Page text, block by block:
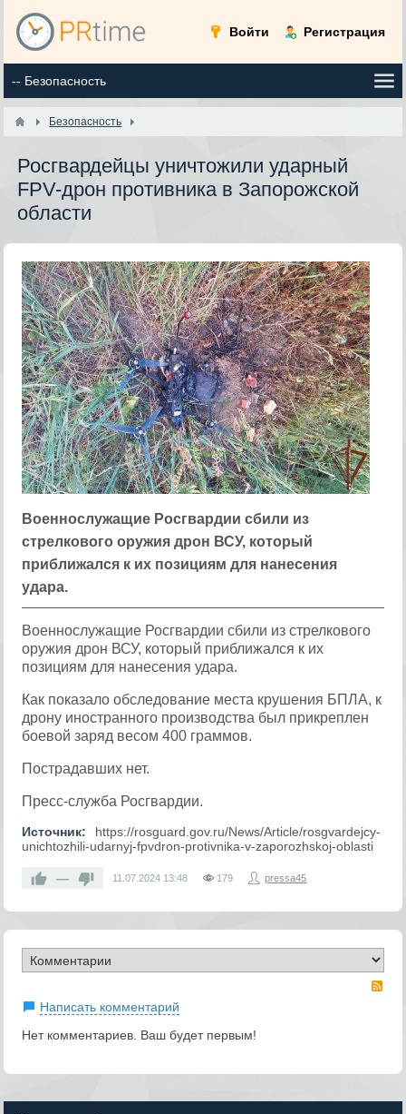
Войти Регистрация
Безопасность
Росгвардейцы уничтожили ударный
FPV-дрон противника в Запорожской
области
Военнослужащие Росгвардии сбили из
стрелкового оружия дрон ВСУ, который
приближался к их позициям для нанесения
удара.
Военнослужащие Росгвардии сбили из стрелкового
оружия дрон ВСУ, который приближался к их
позициям для нанесения удара.
Как показало обследование места крушения БПЛА, к
дрону иностранного производства был прикреплен
боевой заряд весом 400 граммов.
Пострадавших нет.
Пресс-служба Росгвардии.
Источник:
https://rosguard.gov.ru/News/Article/rosgvardejcy-
unichtozhili-udarnyj-fpvdron-protivnika-v-zaporozhskoj-oblasti
— 11.07.2024 13:48 179 pressa45
Написать комментарий
Нет комментариев. Ваш будет первым!